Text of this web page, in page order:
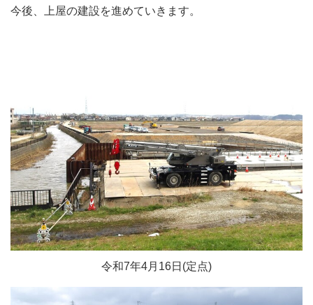
今後、上屋の建設を進めていきます。
令和7年4月16日(定点)